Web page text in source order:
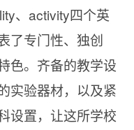
、activity四个英
了专门性、独创
色。齐备的教学设
实验器材，以及紧
设置，让这所学校